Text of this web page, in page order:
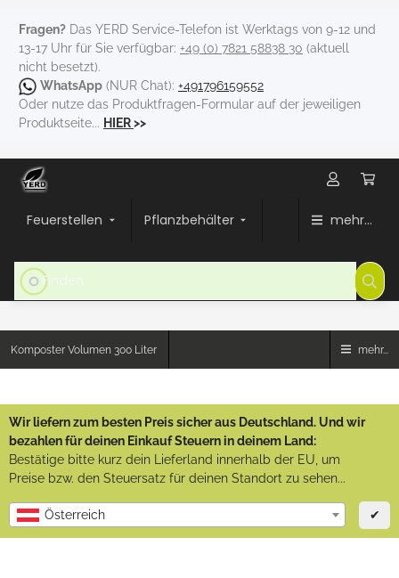
Fragen? Das YERD Service-Telefon ist Werktags von 9-12 und
13-17 Uhr für Sie verfügbar: +49 (0) 7821 58838 30 (aktuell
nicht besetzt).
WhatsApp (NUR Chat): +491796159552
Oder nutze das Produktfragen-Formular auf der jeweiligen
Produktseite... HIER>>
Feuerstellen Pflanzbehälter mehr...
Komposter Volumen 300 Liter mehr...
Wir liefern zum besten Preis sicher aus Deutschland. Und wir
bezahlen für deinen Einkauf Steuern in deinem Land:
Bestätige bitte kurz dein Lieferland innerhalb der EU, um
Preise bzw. den Steuersatz für deinen Standort zu sehen...
Österreich ✔